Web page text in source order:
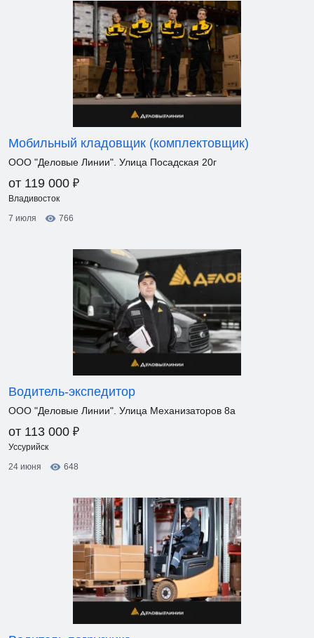
Мобильный кладовщик (комплектовщик)
ООО "Деловые Линии". Улица Посадская 20г
от 119 000 ₽
Владивосток
7 июля
766
Водитель-экспедитор
ООО "Деловые Линии". Улица Механизаторов 8а
от 113 000 ₽
Уссурийск
24 июня
648